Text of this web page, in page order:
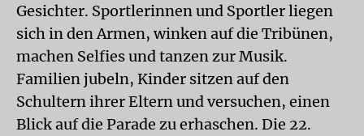
Gesichter. Sportlerinnen und Sportler liegen
sich in den Armen, winken auf die Tribünen,
machen Selfies und tanzen zur Musik.
Familien jubeln, Kinder sitzen auf den
Schultern ihrer Eltern und versuchen, einen
Blick auf die Parade zu erhaschen. Die 22.